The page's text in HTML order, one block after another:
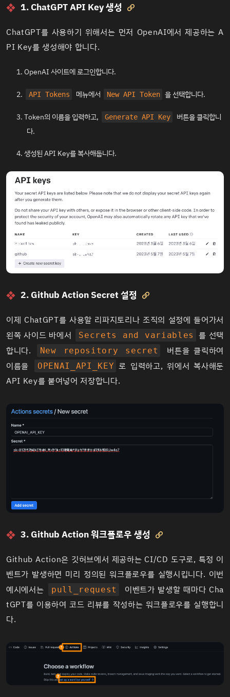
1. ChatGPT API Key 생성 
ChatGPT를 사용하기 위해서는 먼저 OpenAI에서 제공하는 A
PI Key를 생성해야 합니다.
OpenAI 사이트에 로그인합니다.
API Tokens 메뉴에서 New API Token 을 선택합니다.
Token의 이름을 입력하고, Generate API Key
버튼을 클릭합니
다.
생성된 API Key를 복사해둡니다.
2. Github Action Secret 설정 
이제 ChatGPT를 사용할 리파지토리나 조직의 설정에 들어가서
왼쪽 사이드 바에서
Secrets and variables
를 선택
합니다.
New repository secret
버튼을 클릭하여
이름을
OPENAI_API_KEY 로 입력하고, 위에서 복사해둔
API Key를 붙여넣어 저장합니다.
3. Github Action 워크플로우 생성 
Github Action은 깃허브에서 제공하는 CI/CD 도구로, 특정 이
벤트가 발생하면 미리 정의된 워크플로우를 실행시킵니다. 이번
예시에서는
pull_request
이벤트가 발생할 때마다 Cha
tGPT를 이용하여 코드 리뷰를 작성하는 워크플로우를 실행합니
다.